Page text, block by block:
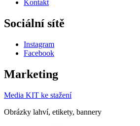
Kontakt
Sociální sítě
Instagram
Facebook
Marketing
Media KIT ke stažení
Obrázky lahví, etikety, bannery